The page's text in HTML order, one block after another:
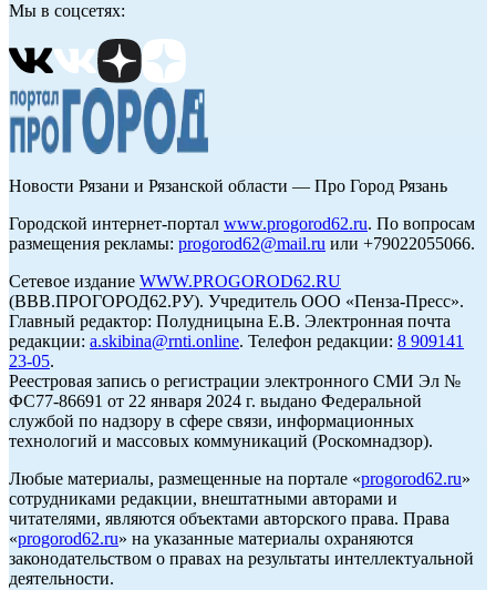
Мы в соцсетях:
Новости Рязани и Рязанской области — Про Город Рязань
Городской интернет-портал www.progorod62.ru. По вопросам
размещения рекламы: progorod62@mail.ru или +79022055066.
Сетевое издание WWW.PROGOROD62.RU
(ВВВ.ПРОГОРОД62.РУ). Учредитель ООО «Пенза-Пресс».
Главный редактор: Полудницына Е.В. Электронная почта
редакции: a.skibina@rnti.online. Телефон редакции: 8 909141
23-05.
Реестровая запись о регистрации электронного СМИ Эл №
ФС77-86691 от 22 января 2024 г. выдано Федеральной
службой по надзору в сфере связи, информационных
технологий и массовых коммуникаций (Роскомнадзор).
Любые материалы, размещенные на портале «progorod62.ru»
сотрудниками редакции, внештатными авторами и
читателями, являются объектами авторского права. Права
«progorod62.ru» на указанные материалы охраняются
законодательством о правах на результаты интеллектуальной
деятельности.